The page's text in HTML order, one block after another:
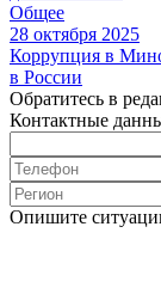
Общее
28 октября 2025
Коррупция в
в России
Обратитесь в
Контактные
Опишите